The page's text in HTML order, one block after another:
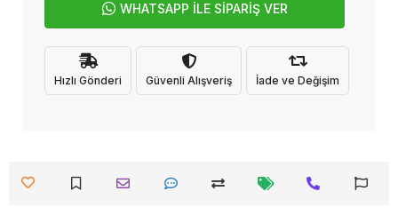
WHATSAPP İLE SİPARİŞ VER
Hızlı Gönderi Güvenli Alışveriş İade ve Değişim